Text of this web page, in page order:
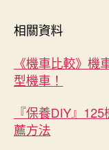
相關資料
《機車比較》
型機車！
『保養DIY』
薦方法